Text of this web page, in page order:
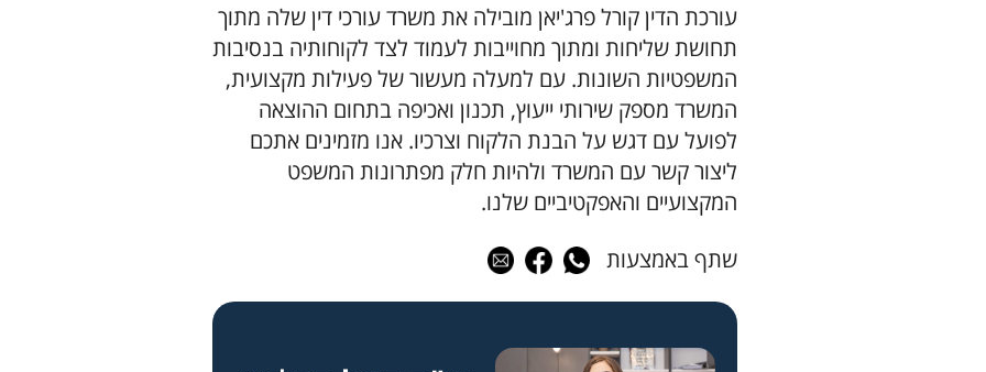
עורכת הדין קורל פרג'יאן מובילה את משרד עורכי דין שלה מתוך
תחושת שליחות ומתוך מחוייבות לעמוד לצד לקוחותיה בנסיבות
המשפטיות השונות. עם למעלה מעשור של פעילות מקצועית,
המשרד מספק שירותי ייעוץ, תכנון ואכיפה בתחום ההוצאה
לפועל עם דגש על הבנת הלקוח וצרכיו. אנו מזמינים אתכם
ליצור קשר עם המשרד ולהיות חלק מפתרונות המשפט
המקצועיים והאפקטיביים שלנו.
שתף באמצעות